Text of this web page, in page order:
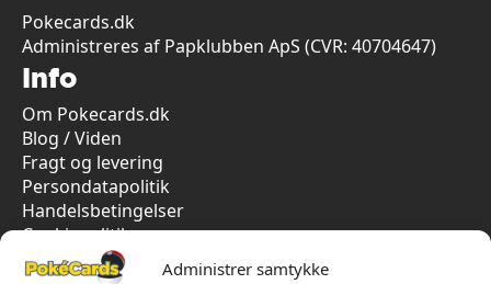
Administrer samtykke
Pokecards.dk
Administreres af Papklubben ApS (CVR: 40704647)
Info
Om Pokecards.dk
Blog / Viden
Fragt og levering
Persondatapolitik
Handelsbetingelser
Cookiepolitik
Vi har kun 5-stjernet anmeldelser på Trustpilot